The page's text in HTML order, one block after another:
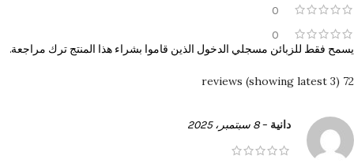
0
0
72 reviews (showing latest 3)
دانية –8 سبتمبر، 2025
يسمح فقط للزبائن مسجلي الدخول الذين قاموا بشراء هذا المنتج ترك مراجعة.